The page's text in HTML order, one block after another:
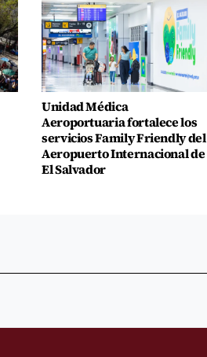
Unidad Médica
Aeroportuaria fortalece los
servicios Family Friendly del
Aeropuerto Internacional de
El Salvador